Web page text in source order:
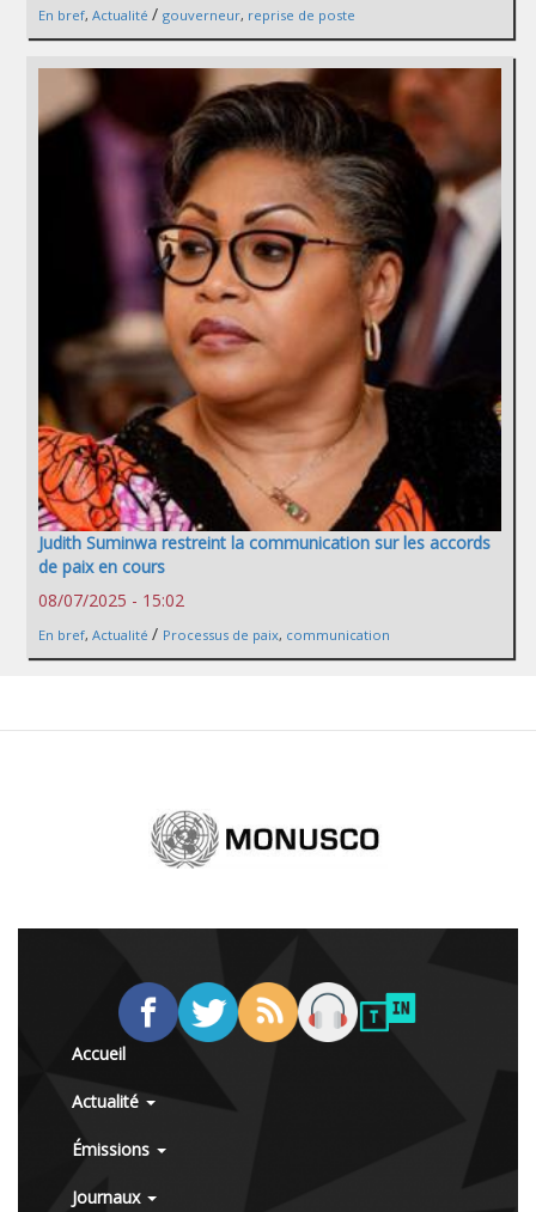
En bref, Actualité / gouverneur, reprise de poste
Judith Suminwa restreint la communication sur les accords
de paix en cours
08/07/2025 - 15:02
En bref, Actualité / Processus de paix, communication
Accueil
Actualité
Émissions
Journaux